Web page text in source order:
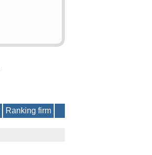
Ranking firm